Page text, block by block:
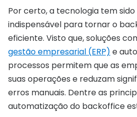
Por certo, a tecnologia tem
indispensável para tornar o
eficiente. Visto que, soluções
gestão empresarial (ERP) e
processos permitem que as
suas operações e reduzam
erros manuais. Dentre as
automatização do backoffice